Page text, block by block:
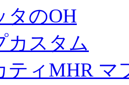
タのOH
カスタム
ティMHR マ